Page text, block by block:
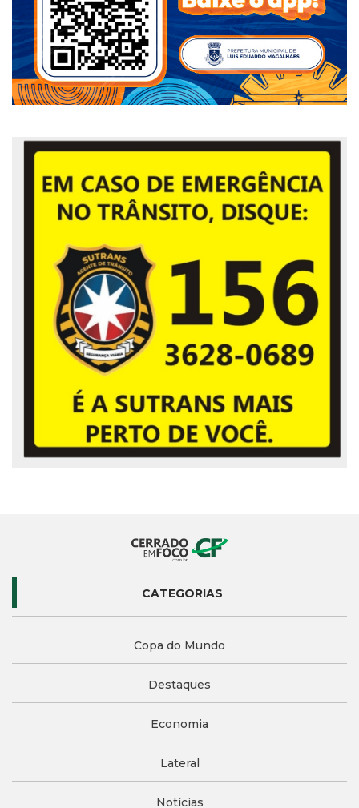
CATEGORIAS
Copa do Mundo
Destaques
Economia
Lateral
Notícias